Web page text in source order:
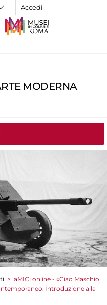
Accedi
MODERNA
> aMICi online - «Ciao Maschio
Introduzione alla